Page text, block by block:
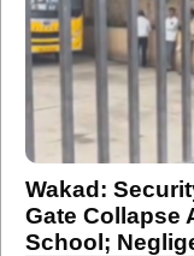
Wakad:
Gate Collapse
School;